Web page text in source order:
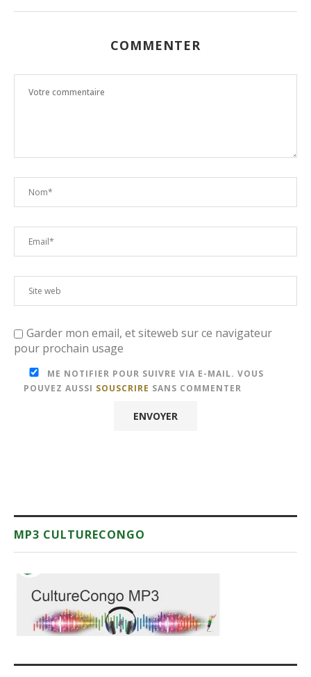
COMMENTER
Garder mon email, et siteweb sur ce navigateur
pour prochain usage
ME NOTIFIER POUR SUIVRE VIA E-MAIL. VOUS
POUVEZ AUSSI SOUSCRIRE SANS COMMENTER
MP3 CULTURECONGO